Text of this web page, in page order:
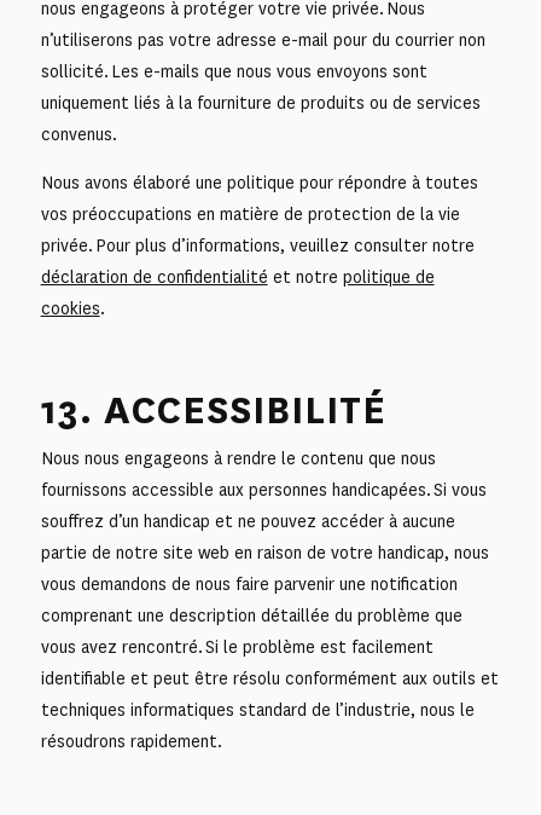
nous engageons à protéger votre vie privée. Nous
n’utiliserons pas votre adresse e-mail pour du courrier non
sollicité. Les e-mails que nous vous envoyons sont
uniquement liés à la fourniture de produits ou de services
convenus.
Nous avons élaboré une politique pour répondre à toutes
vos préoccupations en matière de protection de la vie
privée. Pour plus d’informations, veuillez consulter notre
déclaration de confidentialité et notre politique de
cookies.
13. ACCESSIBILITÉ
Nous nous engageons à rendre le contenu que nous
fournissons accessible aux personnes handicapées. Si vous
souffrez d’un handicap et ne pouvez accéder à aucune
partie de notre site web en raison de votre handicap, nous
vous demandons de nous faire parvenir une notification
comprenant une description détaillée du problème que
vous avez rencontré. Si le problème est facilement
identifiable et peut être résolu conformément aux outils et
techniques informatiques standard de l’industrie, nous le
résoudrons rapidement.